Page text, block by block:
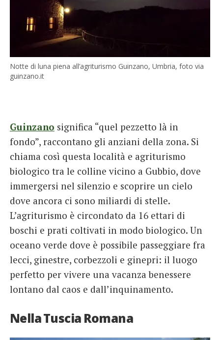
Notte di luna piena all’agriturismo Guinzano, Umbria, foto via
guinzano.it
Guinzano significa “quel pezzetto là in
fondo”, raccontano gli anziani della zona. Si
chiama così questa località e agriturismo
biologico tra le colline vicino a Gubbio, dove
immergersi nel silenzio e scoprire un cielo
dove ancora ci sono miliardi di stelle.
L’agriturismo è circondato da 16 ettari di
boschi e prati coltivati in modo biologico. Un
oceano verde dove è possibile passeggiare fra
lecci, ginestre, corbezzoli e ginepri: il luogo
perfetto per vivere una vacanza benessere
lontano dal caos e dall’inquinamento.
Nella Tuscia Romana